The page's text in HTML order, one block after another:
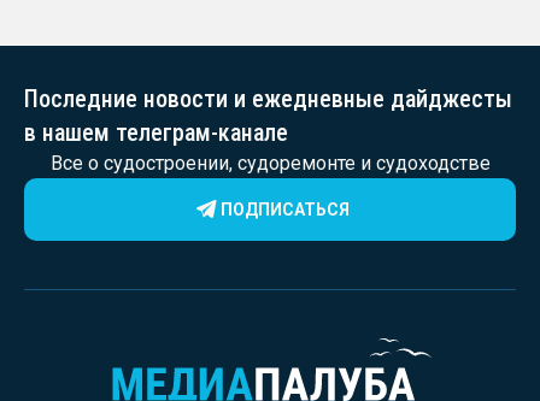
Последние новости и ежедневные дайджесты
в нашем телеграм-канале
Все о судостроении, судоремонте и судоходстве
ПОДПИСАТЬСЯ